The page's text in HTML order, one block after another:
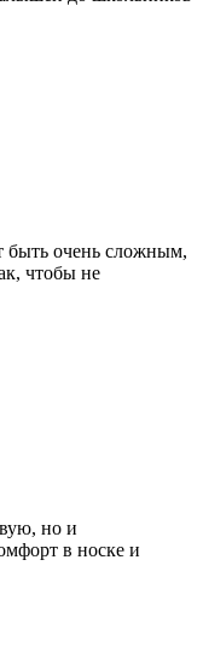
быть очень сложным,
чтобы не
но и
в носке и